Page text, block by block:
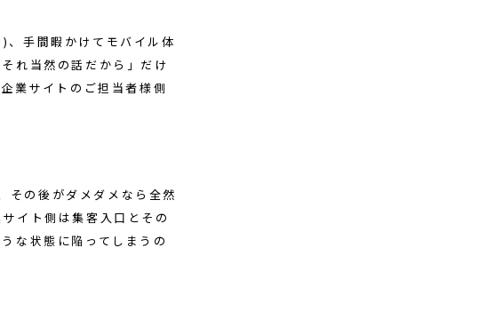
手間暇かけてモバイル体
れ当然の話だから」だけ
業サイトのご担当者様側
の後がダメダメなら全然
イト側は集客入口とその
な状態に陥ってしまうの